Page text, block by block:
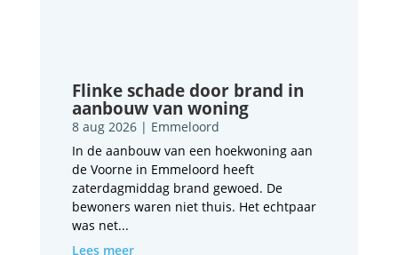
Flinke schade door brand in
aanbouw van woning
8 aug 2026| Emmeloord
In de aanbouw van een hoekwoning aan
de Voorne in Emmeloord heeft
zaterdagmiddag brand gewoed. De
bewoners waren niet thuis. Het echtpaar
was net...
Lees meer